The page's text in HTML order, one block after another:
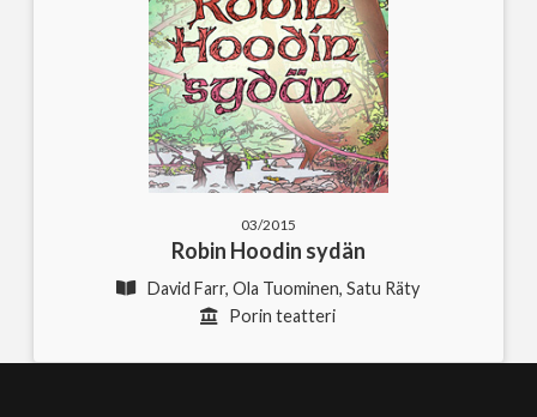
03/2015
Robin Hoodin sydän
David Farr, Ola Tuominen, Satu Räty
Porin teatteri